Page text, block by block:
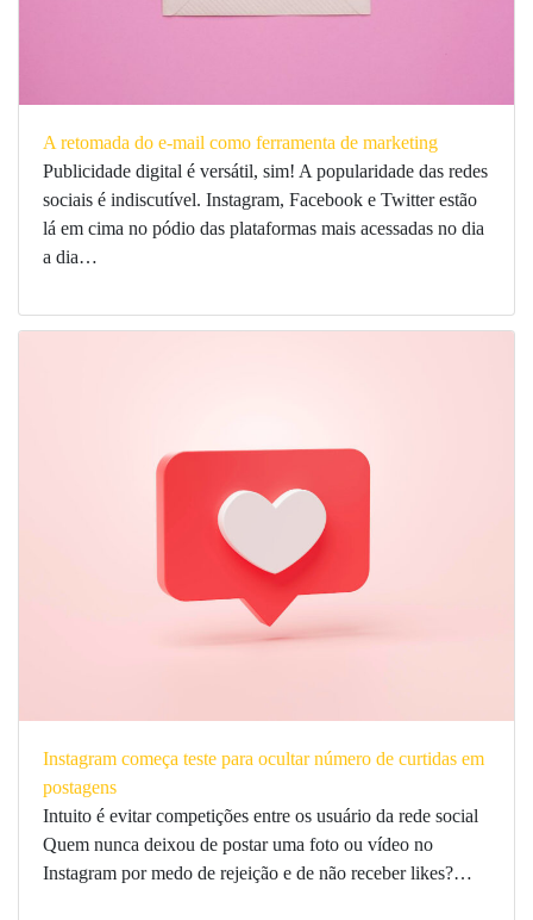
A retomada do e-mail como ferramenta de marketing
Publicidade digital é versátil, sim! A popularidade das redes
sociais é indiscutível. Instagram, Facebook e Twitter estão
lá em cima no pódio das plataformas mais acessadas no dia
a dia…
Instagram começa teste para ocultar número de curtidas em
postagens
Intuito é evitar competições entre os usuário da rede social
Quem nunca deixou de postar uma foto ou vídeo no
Instagram por medo de rejeição e de não receber likes?…